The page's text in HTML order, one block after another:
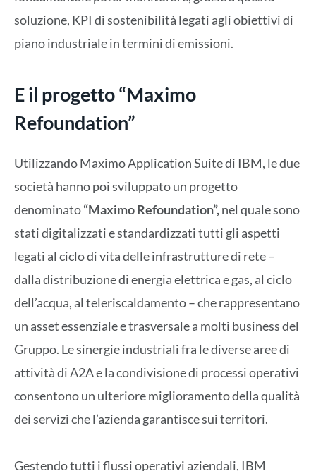
soluzione, KPI di sostenibilità legati agli obiettivi di
piano industriale in termini di emissioni.
E il progetto “Maximo
Refoundation”
Utilizzando Maximo Application Suite di IBM, le due
società hanno poi sviluppato un progetto
denominato“Maximo Refoundation”,nel quale sono
stati digitalizzati e standardizzati tutti gli aspetti
legati al ciclo di vita delle infrastrutture di rete –
dalla distribuzione di energia elettrica e gas, al ciclo
dell’acqua, al teleriscaldamento – che rappresentano
un asset essenziale e trasversale a molti business del
Gruppo. Le sinergie industriali fra le diverse aree di
attività di A2A e la condivisione di processi operativi
consentono un ulteriore miglioramento della qualità
dei servizi che l’azienda garantisce sui territori.
Gestendo tutti i flussi operativi aziendali, IBM